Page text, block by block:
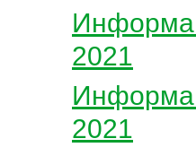
2021
2021